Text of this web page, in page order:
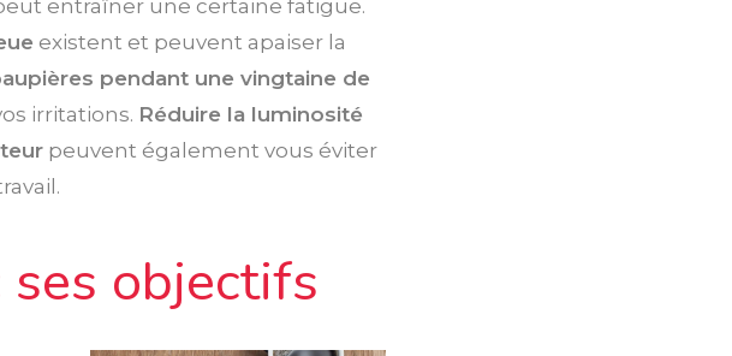
entraîner une certaine fatigue.
existent et peuvent apaiser la
pendant une vingtaine de
irritations. Réduire la luminosité
peuvent également vous éviter
objectifs